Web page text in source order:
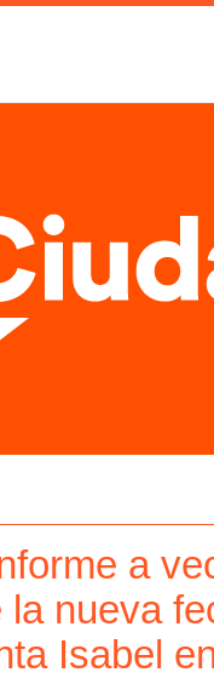
a
nueva
Isabel